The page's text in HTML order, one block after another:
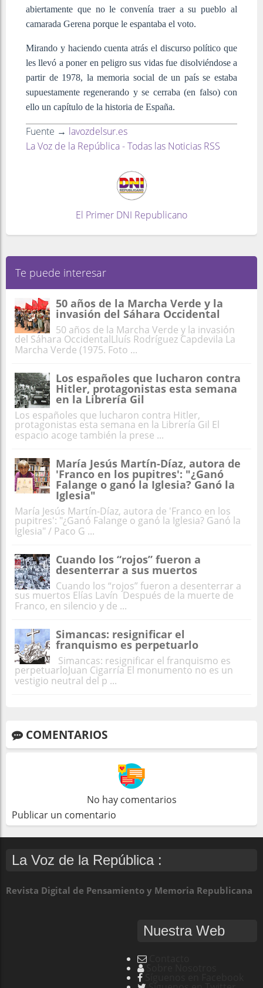
abiertamente que no le convenía traer a su pueblo al
camarada Gerena porque le espantaba el voto.
Mirando y haciendo cuenta atrás el discurso político que
les llevó a poner en peligro sus vidas fue disolviéndose a
partir de 1978, la memoria social de un país se estaba
supuestamente regenerando y se cerraba (en falso) con
ello un capítulo de la historia de España.
Fuente → lavozdelsur.es
La Voz de la República - Todas las Noticias RSS
El Primer DNI Republicano
Te puede interesar
50 años de la Marcha Verde y la
invasión del Sáhara Occidental
50 años de la Marcha Verde y la invasión
del Sáhara OccidentalLluís Rodríguez Capdevila La
Marcha Verde (1975. Foto ...
Los españoles que lucharon contra
Hitler, protagonistas esta semana
en la Librería Gil
Los españoles que lucharon contra Hitler,
protagonistas esta semana en la Librería Gil El
espacio acoge también la prese ...
María Jesús Martín-Díaz, autora de
'Franco en los pupitres': "¿Ganó
Falange o ganó la Iglesia? Ganó la
Iglesia"
María Jesús Martín-Díaz, autora de 'Franco en los
pupitres': "¿Ganó Falange o ganó la Iglesia? Ganó la
Iglesia" / Paco G ...
Cuando los “rojos” fueron a
desenterrar a sus muertos
Cuando los “rojos” fueron a desenterrar a
sus muertos Elías Lavín Después de la muerte de
Franco, en silencio y de ...
Simancas: resignificar el
franquismo es perpetuarlo
Simancas: resignificar el franquismo es
perpetuarloJuan Cigarría El monumento no es un
vestigio neutral del p ...
COMENTARIOS
No hay comentarios
Publicar un comentario
La Voz de la República :
Revista Digital de Pensamiento y Memoria Republicana
Nuestra Web